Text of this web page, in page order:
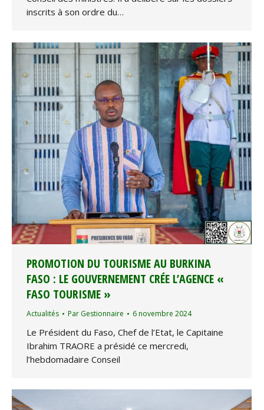
inscrits à son ordre du…
PROMOTION DU TOURISME AU BURKINA
FASO : LE GOUVERNEMENT CRÉE L’AGENCE «
FASO TOURISME »
Actualités Par Gestionnaire 6 novembre 2024
Le Président du Faso, Chef de l’Etat, le Capitaine
Ibrahim TRAORE a présidé ce mercredi,
l’hebdomadaire Conseil